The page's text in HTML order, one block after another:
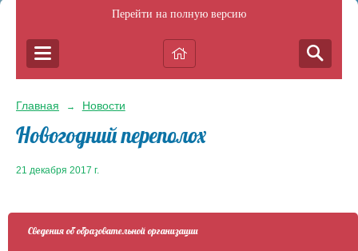
Перейти на полную версию
Главная → Новости
Новогодний переполох
21 декабря 2017 г.
Сведения об образовательной организации